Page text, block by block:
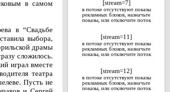
в самом
в “Свадьбе
выбора,
драмы
сложилось.
играл вместе
театра
Пусть не
[stream=7]
в потоке отсутствуют показы
рекламных блоков, назначьте
показы, или отключите поток
[stream=11]
в потоке отсутствуют показы
рекламных блоков, назначьте
показы, или отключите поток
[stream=12]
в потоке отсутствуют показы
рекламных блоков, назначьте
показы, или отключите поток